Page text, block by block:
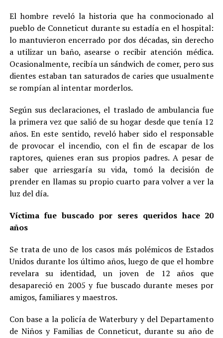
El hombre reveló la historia que ha conmocionado al
pueblo de Conneticut durante su estadía en el hospital:
lo mantuvieron encerrado por dos décadas, sin derecho
a utilizar un baño, asearse o recibir atención médica.
Ocasionalmente, recibía un sándwich de comer, pero sus
dientes estaban tan saturados de caries que usualmente
se rompían al intentar morderlos.
Según sus declaraciones, el traslado de ambulancia fue
la primera vez que salió de su hogar desde que tenía 12
años. En este sentido, reveló haber sido el responsable
de provocar el incendio, con el fin de escapar de los
raptores, quienes eran sus propios padres. A pesar de
saber que arriesgaría su vida, tomó la decisión de
prender en llamas su propio cuarto para volver a ver la
luz del día.
Víctima fue buscado por seres queridos hace 20
años
Se trata de uno de los casos más polémicos de Estados
Unidos durante los último años, luego de que el hombre
revelara su identidad, un joven de 12 años que
desapareció en 2005 y fue buscado durante meses por
amigos, familiares y maestros.
Con base a la policía de Waterbury y del Departamento
de Niños y Familias de Conneticut, durante su año de